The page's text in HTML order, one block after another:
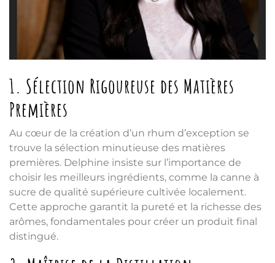
1. Sélection Rigoureuse des Matières
Premières
Au cœur de la création d’un rhum d’exception se
trouve la sélection minutieuse des matières
premières. Delphine insiste sur l’importance de
choisir les meilleurs ingrédients, comme la canne à
sucre de qualité supérieure cultivée localement.
Cette approche garantit la pureté et la richesse des
arômes, fondamentales pour créer un produit final
distingué.